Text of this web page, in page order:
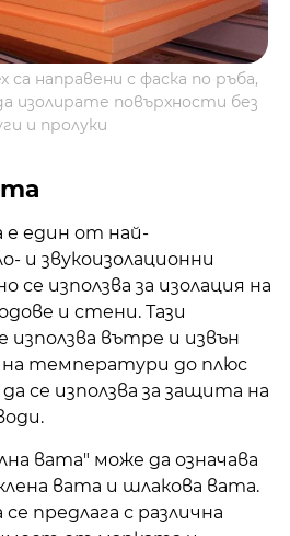
направени с фаска по ръба,
изолирате повърхности без
и пролуки
един от най-
и звукоизолационни
се използва за изолация на
и стени. Тази
използва вътре и извън
на температури до плюс
се използва за защита на
вата" може да означава
вата и шлакова вата.
предлага с различна